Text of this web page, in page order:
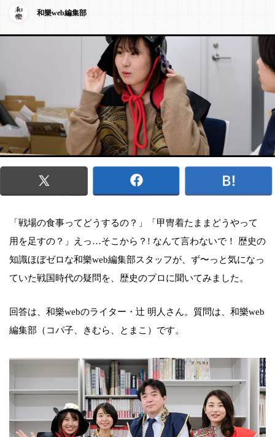
和樂web編集部
「戦場の食事ってどうするの？」「甲冑着たままどうやって
用を足すの？」えっ…そこから？! なんて言わないで！ 歴史の
知識ほぼゼロな和樂web編集部スタッフが、ず〜っと気になっ
ていた戦国時代の疑問を、歴史のプロに聞いてみました。
回答は、和樂webのライター・辻 明人さん。質問は、和樂web
編集部（コパ子、きむら、とまこ）です。